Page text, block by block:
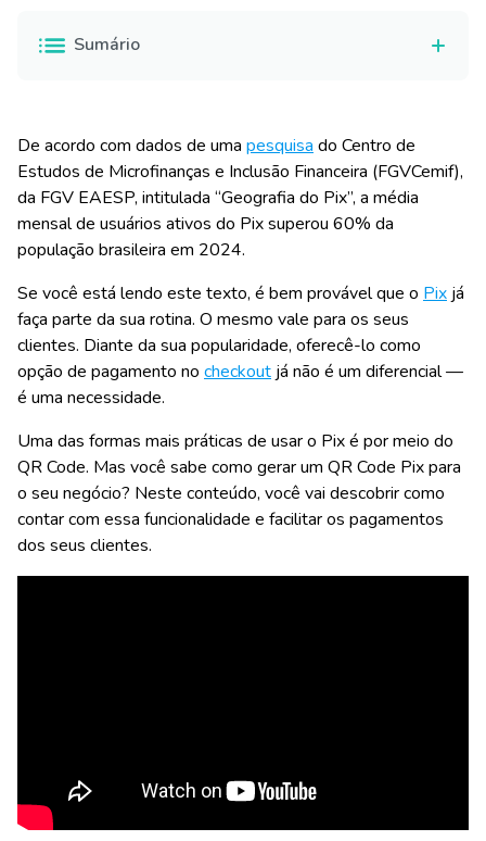
Sumário
De acordo com dados de uma pesquisa do Centro de
Estudos de Microfinanças e Inclusão Financeira (FGVCemif),
da FGV EAESP, intitulada “Geografia do Pix”, a média
mensal de usuários ativos do Pix superou 60% da
população brasileira em 2024.
Se você está lendo este texto, é bem provável que o Pix já
faça parte da sua rotina. O mesmo vale para os seus
clientes. Diante da sua popularidade, oferecê-lo como
opção de pagamento no checkout já não é um diferencial —
é uma necessidade.
Uma das formas mais práticas de usar o Pix é por meio do
QR Code. Mas você sabe como gerar um QR Code Pix para
o seu negócio? Neste conteúdo, você vai descobrir como
contar com essa funcionalidade e facilitar os pagamentos
dos seus clientes.